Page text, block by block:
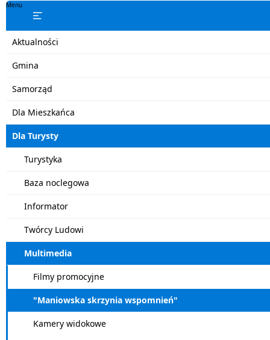
Menu
Aktualności
Gmina
Samorząd
Dla Mieszkańca
Dla Turysty
Turystyka
Baza noclegowa
Informator
Twórcy Ludowi
Multimedia
Filmy promocyjne
"Maniowska skrzynia wspomnień"
Kamery widokowe